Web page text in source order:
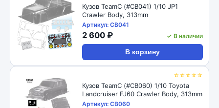
Кузов TeamC (#CB041) 1/10 JP1
Crawler Body, 313mm
Артикул: CB041
2 600 ₽ ✓ В наличии
В корзину
☆☆☆☆☆
Кузов TeamC (#CB060) 1/10 Toyota
Landcruiser FJ60 Crawler Body, 313mm
Артикул: CB060